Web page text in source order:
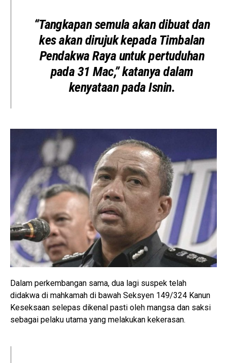
“Tangkapan semula akan dibuat dan
kes akan dirujuk kepada Timbalan
Pendakwa Raya untuk pertuduhan
pada 31 Mac,” katanya dalam
kenyataan pada Isnin.
Dalam perkembangan sama, dua lagi suspek telah
didakwa di mahkamah di bawah Seksyen 149/324 Kanun
Keseksaan selepas dikenal pasti oleh mangsa dan saksi
sebagai pelaku utama yang melakukan kekerasan.